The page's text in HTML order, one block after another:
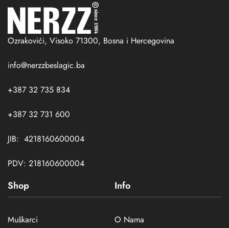
Ozrakovići, Visoko 71300, Bosna i Hercegovina
info@nerzzbeslagic.ba
+387 32 735 834
+387 32 731 600
JIB: 4218160600004
PDV: 218160600004
Shop
Muškarci
Info
O Nama